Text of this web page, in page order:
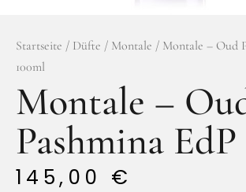
Startseite / Düfte / Montale / Montale – Oud
100ml
Montale –
Pashmina
145,00 €